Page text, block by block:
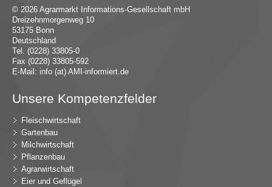
© 2026 Agrarmarkt Informations-Gesellschaft mbH
Dreizehnmorgenweg 10
53175 Bonn
Deutschland
Tel. (0228) 33805-0
Fax (0228) 33805-592
E-Mail: info (at) AMI-informiert.de
Unsere Kompetenzfelder
Fleischwirtschaft
Gartenbau
Milchwirtschaft
Pflanzenbau
Agrarwirtschaft
Eier und Geflügel